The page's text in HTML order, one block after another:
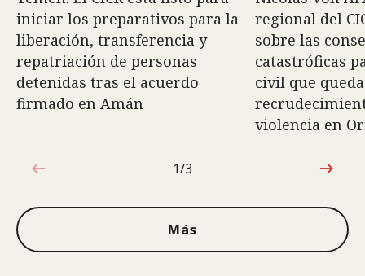
iniciar los preparativos para la
liberación, transferencia y
repatriación de personas
detenidas tras el acuerdo
firmado en Amán
regional del
sobre las
catastróficas
civil que
violencia en
1de3
1/3
Más